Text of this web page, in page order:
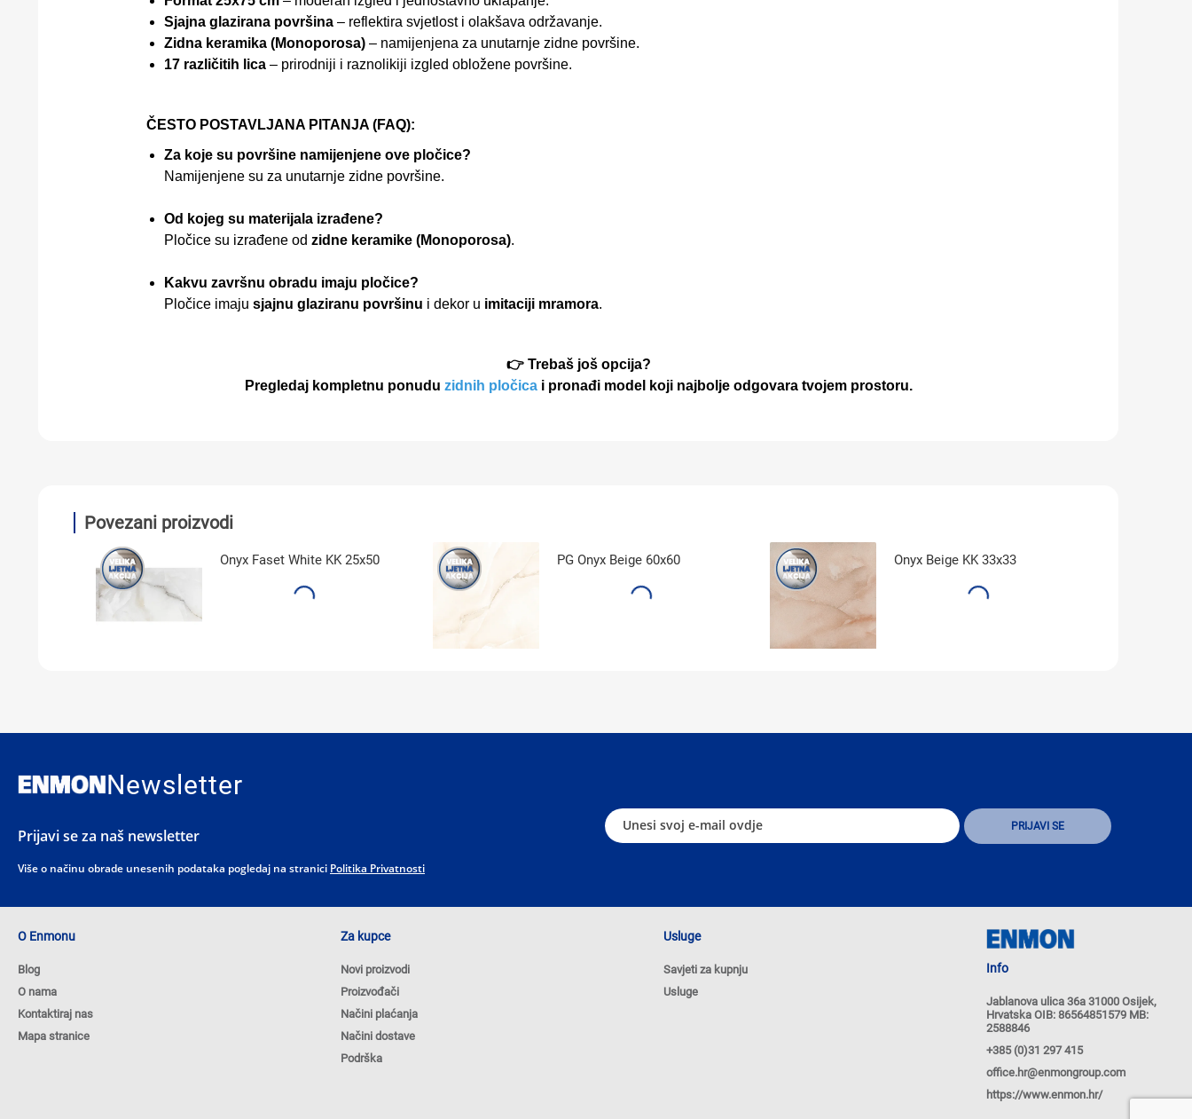
Sjajna glazirana površina– reflektira svjetlost i olakšava održavanje.
Zidna keramika (Monoporosa)– namijenjena za unutarnje zidne površine.
17 različitih lica– prirodniji i raznolikiji izgled obložene površine.
ČESTO POSTAVLJANA PITANJA (FAQ):
Za koje su površine namijenjene ove pločice?
Namijenjene su za unutarnje zidne površine.
Od kojeg su materijala izrađene?
Pločice su izrađene od zidne keramike (Monoporosa).
Kakvu završnu obradu imaju pločice?
Pločice imaju sjajnu glaziranu površinu i dekor u imitaciji mramora.
👉 Trebaš još opcija?
Pregledaj kompletnu ponudu zidnih pločicai pronađi model koji najbolje odgovara tvojem prostoru.
Povezani proizvodi
Onyx Faset White KK 25x50 PG Onyx Beige 60x60 Onyx Beige KK 33x33
Newsletter
Prijavi se za naš newsletter
Više o načinu obrade unesenih podataka pogledaj na stranici Politika Privatnosti
O Enmonu
Blog
O nama
Kontaktiraj nas
Mapa stranice
Za kupce
Novi proizvodi
Proizvođači
Načini plaćanja
Načini dostave
Podrška
Usluge
Savjeti za kupnju
Usluge
Info
Jablanova ulica 36a 31000 Osijek,
Hrvatska OIB: 86564851579 MB:
2588846
+385 (0)31 297 415
office.hr@enmongroup.com
https://www.enmon.hr/